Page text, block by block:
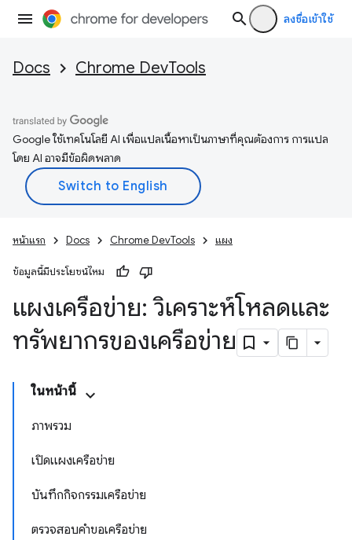
ลงชื่อเข้าใช้
Docs Chrome DevTools
Google ใช้เทคโนโลยี AI เพื่อแปลเนื้อหาเป็นภาษาที่คุณต้องการ การแปล
โดย AI อาจมีข้อผิดพลาด
หน้าแรก Docs Chrome DevTools แผง
ข้อมูลนี้มีประโยชน์ไหม
แผงเครือข่าย: วิเคราะห์โหลดและ
ทรัพยากรของเครือข่าย
ในหน้านี้
ภาพรวม
เปิดแผงเครือข่าย
บันทึกกิจกรรมเครือข่าย
ตรวจสอบคำขอเครือข่าย